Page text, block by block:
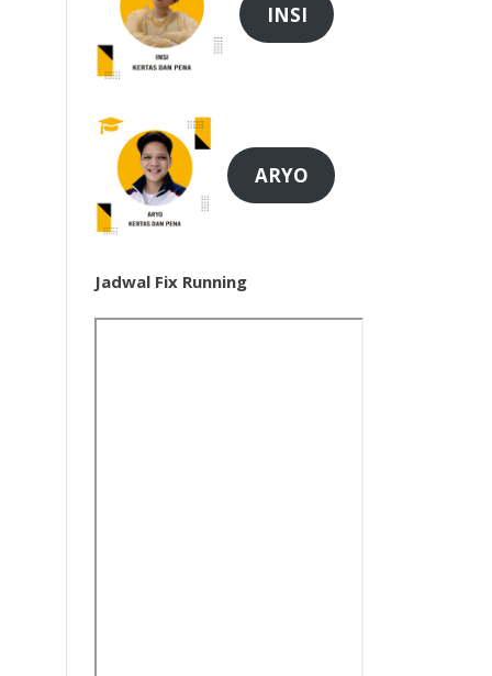
INSI
ARYO
Jadwal Fix Running